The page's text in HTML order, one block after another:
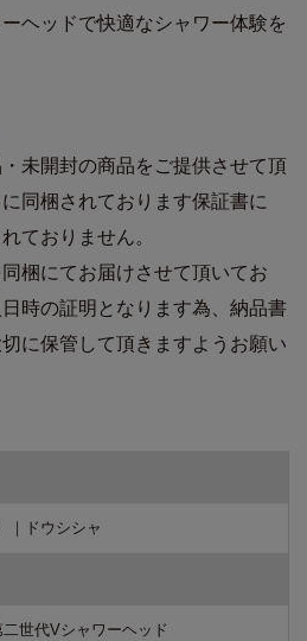
ヘッドで快適なシャワー体験を
未開封の商品をご提供させて頂
同梱されております保証書に
ておりません。
梱にてお届けさせて頂いてお
時の証明となります為、納品書
に保管して頂きますようお願い
｜ドウシシャ
世代Vシャワーヘッド